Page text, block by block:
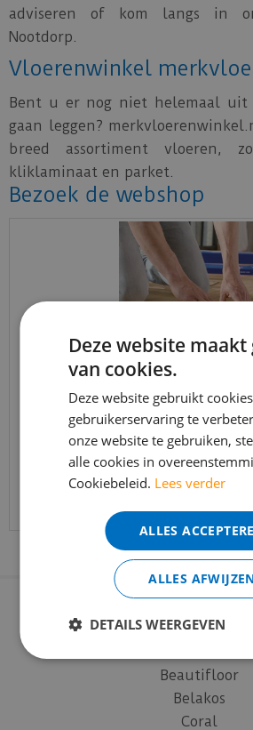
adviseren of kom langs in
Nootdorp.
Vloerenwinkel
Bent u er nog niet helemaal
gaan leggen?
breed assortiment vloeren,
kliklaminaat en parket.
Bezoek de webshop
Ondervloeren
Onze merken
Beautifloor
Belakos
Coral
BEREIKBAARHEID
In verband met de
t/m 14 augustus
bereikbaar.
Bestelling worden
echter iets minder snel
gewend bent.
Voor vragen kan je ons
Deze website
van cookies.
Deze website gebruikt
gebruikerservaring te
onze website te gebruiken,
alle cookies in
Cookiebeleid. Lees verder
ALLES
ALLES
DETAILS WEERGEVEN